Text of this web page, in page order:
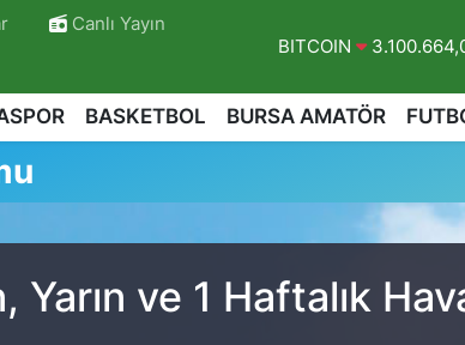
Canlı Yayın
BITCOIN
DOLAR
GRAM ALTIN
BASKETBOL BURSA AMATÖR
Yarın ve 1 Haftalık